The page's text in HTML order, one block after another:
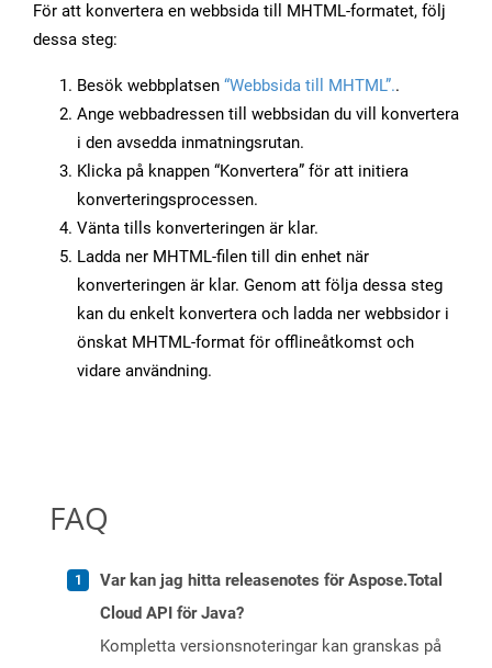
För att konvertera en webbsida till MHTML-formatet, följ
dessa steg:
Besök webbplatsen “Webbsida till MHTML”..
Ange webbadressen till webbsidan du vill konvertera
i den avsedda inmatningsrutan.
Klicka på knappen “Konvertera” för att initiera
konverteringsprocessen.
Vänta tills konverteringen är klar.
Ladda ner MHTML-filen till din enhet när
konverteringen är klar. Genom att följa dessa steg
kan du enkelt konvertera och ladda ner webbsidor i
önskat MHTML-format för offlineåtkomst och
vidare användning.
FAQ
Var kan jag hitta releasenotes för Aspose.Total
Cloud API för Java?
Kompletta versionsnoteringar kan granskas på